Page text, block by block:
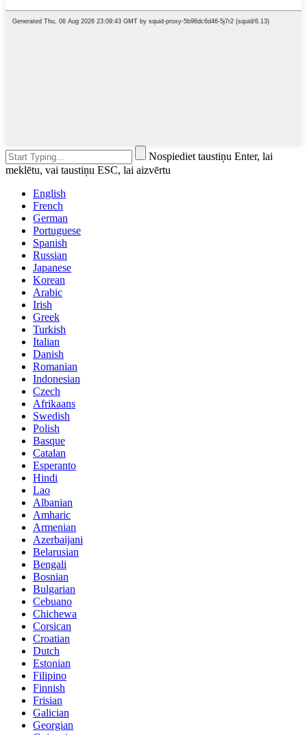
Nospiediet taustiņu Enter, lai
meklētu, vai taustiņu ESC, lai aizvērtu
English
French
German
Portuguese
Spanish
Russian
Japanese
Korean
Arabic
Irish
Greek
Turkish
Italian
Danish
Romanian
Indonesian
Czech
Afrikaans
Swedish
Polish
Basque
Catalan
Esperanto
Hindi
Lao
Albanian
Amharic
Armenian
Azerbaijani
Belarusian
Bengali
Bosnian
Bulgarian
Cebuano
Chichewa
Corsican
Croatian
Dutch
Estonian
Filipino
Finnish
Frisian
Galician
Georgian